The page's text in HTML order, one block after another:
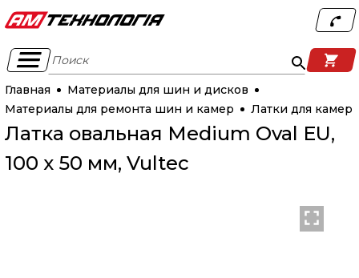
Поиск
Главная
Материалы для шин и дисков
Материалы для ремонта шин и камер
Латки для камер
Латка овальная Medium Oval EU,
100 х 50 мм, Vultec